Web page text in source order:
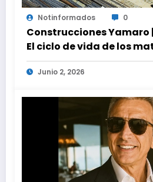
Notinformados 0
Construcciones Yamaro
El ciclo de vida de los
construcción
en proyectos modernos
Junio 2, 2026